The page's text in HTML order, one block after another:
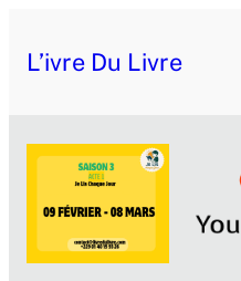
L’ivre Du Livre